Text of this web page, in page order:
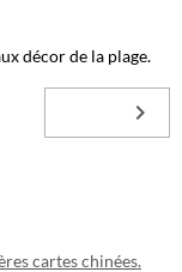
cartes chinées.